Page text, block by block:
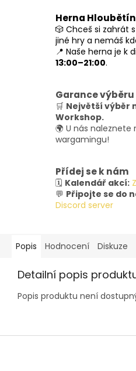
Herna Hloubětín
🎲 Chceš si zahrát
jiné hry a nemáš
📍 Naše herna je k
13:00–21:00.
Garance výběru
🛒 Největší výběr
Workshop.
🌍 U nás
wargamingu!
Přídej se k nám
🗓️ Kalendář akcí:
💬 Připojte se do
Discord server
Popis Hodnocení Diskuze
Detailní popis
Popis produktu není
Z